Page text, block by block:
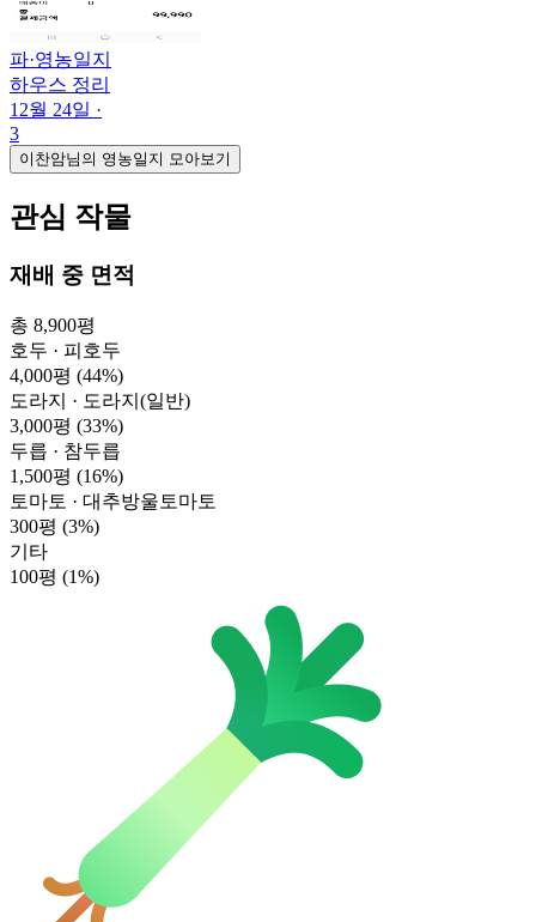
파·영농일지
하우스 정리
12월 24일 ·
3
이찬암님의 영농일지 모아보기
관심 작물
재배 중 면적
총 8,900평
호두 · 피호두
4,000평 (44%)
도라지 · 도라지(일반)
3,000평 (33%)
두릅 · 참두릅
1,500평 (16%)
토마토 · 대추방울토마토
300평 (3%)
기타
100평 (1%)